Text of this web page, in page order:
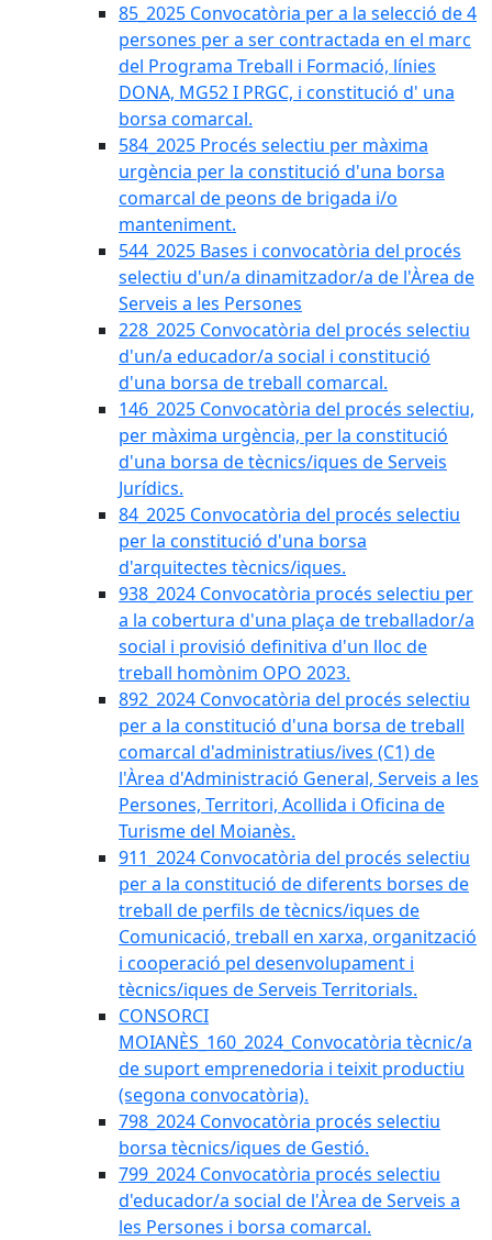
85_2025 Convocatòria per a la selecció de 4
persones per a ser contractada en el marc
del Programa Treball i Formació, línies
DONA, MG52 I PRGC, i constitució d' una
borsa comarcal.
584_2025 Procés selectiu per màxima
urgència per la constitució d'una borsa
comarcal de peons de brigada i/o
manteniment.
544_2025 Bases i convocatòria del procés
selectiu d'un/a dinamitzador/a de l'Àrea de
Serveis a les Persones
228_2025 Convocatòria del procés selectiu
d'un/a educador/a social i constitució
d'una borsa de treball comarcal.
146_2025 Convocatòria del procés selectiu,
per màxima urgència, per la constitució
d'una borsa de tècnics/iques de Serveis
Jurídics.
84_2025 Convocatòria del procés selectiu
per la constitució d'una borsa
d'arquitectes tècnics/iques.
938_2024 Convocatòria procés selectiu per
a la cobertura d'una plaça de treballador/a
social i provisió definitiva d'un lloc de
treball homònim OPO 2023.
892_2024 Convocatòria del procés selectiu
per a la constitució d'una borsa de treball
comarcal d'administratius/ives (C1) de
l'Àrea d'Administració General, Serveis a les
Persones, Territori, Acollida i Oficina de
Turisme del Moianès.
911_2024 Convocatòria del procés selectiu
per a la constitució de diferents borses de
treball de perfils de tècnics/iques de
Comunicació, treball en xarxa, organització
i cooperació pel desenvolupament i
tècnics/iques de Serveis Territorials.
CONSORCI
MOIANÈS_160_2024_Convocatòria tècnic/a
de suport emprenedoria i teixit productiu
(segona convocatòria).
798_2024 Convocatòria procés selectiu
borsa tècnics/iques de Gestió.
799_2024 Convocatòria procés selectiu
d'educador/a social de l'Àrea de Serveis a
les Persones i borsa comarcal.